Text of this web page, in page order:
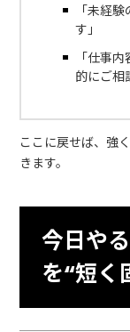
「未経
す」
「仕事
的にご相
ここに戻せば、強
きます。
今日や
を“短く